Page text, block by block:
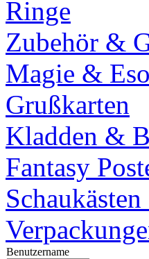
Ringe
Zubehör &
Magie &
Grußkarten
Kladden &
Fantasy
Benutzername